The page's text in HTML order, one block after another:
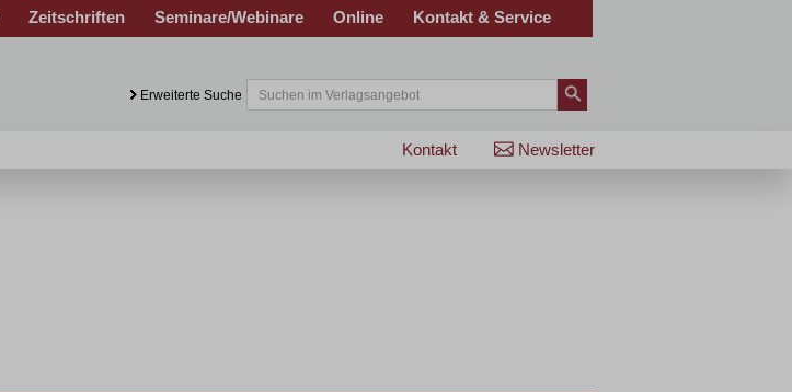
Zeitschriften Seminare/Webinare Online Kontakt & Service
Erweiterte Suche
Newsletter
Kontakt